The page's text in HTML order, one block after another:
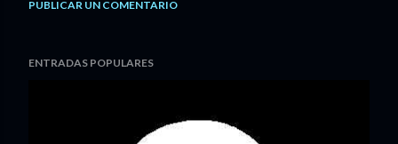
PUBLICAR UN COMENTARIO
ENTRADAS POPULARES